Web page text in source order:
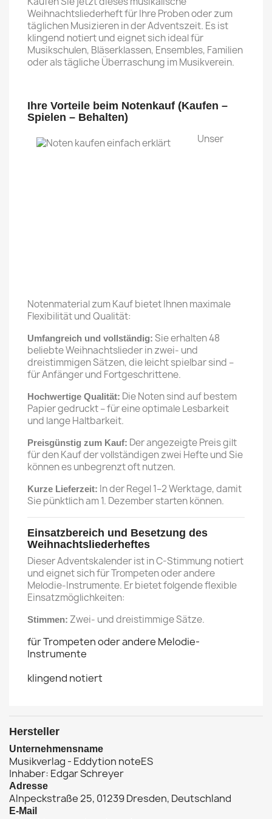
Weihnachtsliederheft für Ihre Proben oder zum
täglichen Musizieren in der Adventszeit. Es ist
klingend notiert und eignet sich ideal für
Musikschulen, Bläserklassen, Ensembles, Familien
oder als tägliche Überraschung im Musikverein.
Ihre Vorteile beim Notenkauf (Kaufen –
Spielen – Behalten)
Unser
Notenmaterial zum Kauf bietet Ihnen maximale
Flexibilität und Qualität:
Umfangreich und vollständig: Sie erhalten 48
beliebte Weihnachtslieder in zwei- und
dreistimmigen Sätzen, die leicht spielbar sind –
für Anfänger und Fortgeschrittene.
Hochwertige Qualität: Die Noten sind auf bestem
Papier gedruckt – für eine optimale Lesbarkeit
und lange Haltbarkeit.
Preisgünstig zum Kauf: Der angezeigte Preis gilt
für den Kauf der vollständigen zwei Hefte und Sie
können es unbegrenzt oft nutzen.
Kurze Lieferzeit: In der Regel 1–2 Werktage, damit
Sie pünktlich am 1. Dezember starten können.
Einsatzbereich und Besetzung des
Weihnachtsliederheftes
Dieser Adventskalender ist in C-Stimmung notiert
und eignet sich für Trompeten oder andere
Melodie-Instrumente. Er bietet folgende flexible
Einsatzmöglichkeiten:
Stimmen: Zwei- und dreistimmige Sätze.
für Trompeten oder andere Melodie-
Instrumente
klingend notiert
Hersteller
Unternehmensname
Musikverlag - Eddytion noteES
Inhaber: Edgar Schreyer
Adresse
Alnpeckstraße 25, 01239 Dresden, Deutschland
E-Mail